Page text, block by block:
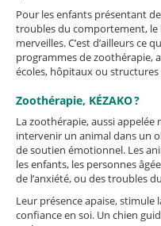
Pour les enfants présentant
troubles du comportement, le
merveilles. C’est d’ailleurs
programmes de zoothérapie,
écoles, hôpitaux ou structures
Zoothérapie, KÉZAKO ?
La zoothérapie, aussi
intervenir un animal dans un
de soutien émotionnel. Les
les enfants, les personnes
de l’anxiété, ou des troubles
Leur présence apaise,
confiance en soi. Un chien